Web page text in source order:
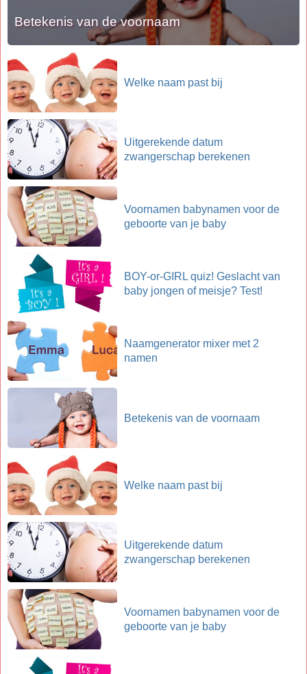
Betekenis van de voornaam
Welke naam past bij
Uitgerekende datum
zwangerschap berekenen
Voornamen babynamen voor de
geboorte van je baby
BOY-or-GIRL quiz! Geslacht van
baby jongen of meisje? Test!
Naamgenerator mixer met 2
namen
Betekenis van de voornaam
Welke naam past bij
Uitgerekende datum
zwangerschap berekenen
Voornamen babynamen voor de
geboorte van je baby